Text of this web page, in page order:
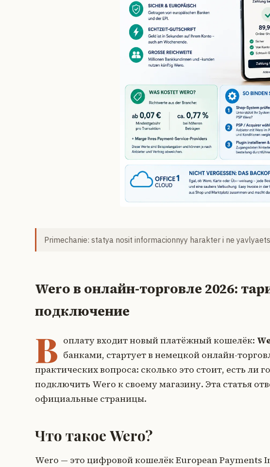
Primechanie: statya nosit informacionnyy harakter i ne
Wero в онлайн-торговле 2026:
подключение
В оплату входит новый платёжный кошелёк:
банками, стартует в немецкой онлайн-
практических вопроса: сколько это стоит, есть ли
подключить Wero к своему магазину. Эта статья
официальные страницы.
Что такое Wero?
Wero — это цифровой кошелёк European Payments